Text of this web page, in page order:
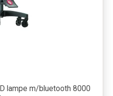
lampe m/bluetooth 8000